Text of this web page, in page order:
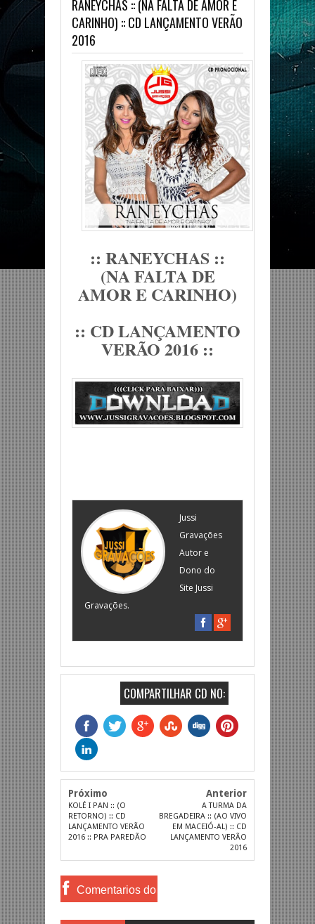
RANEYCHAS :: (NA FALTA DE AMOR E
CARINHO) :: CD LANÇAMENTO VERÃO
2016
:: RANEYCHAS ::
(NA FALTA DE
AMOR E CARINHO)
:: CD LANÇAMENTO
VERÃO 2016 ::
Jussi
Gravações
Autor e
Dono do
Site Jussi
Gravações.
COMPARTILHAR CD NO:
Próximo
KOLÉ I PAN :: (O
RETORNO) :: CD
LANÇAMENTO VERÃO
2016 :: PRA PAREDÃO
Anterior
A TURMA DA
BREGADEIRA :: (AO VIVO
EM MACEIÓ-AL) :: CD
LANÇAMENTO VERÃO
2016
Comentarios do
Facebook